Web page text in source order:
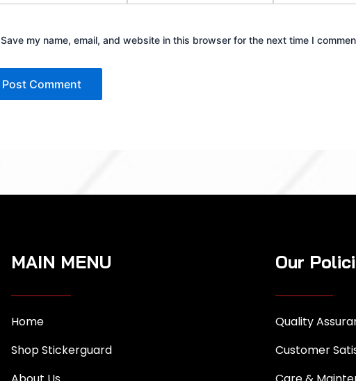
Save my name, email, and website in this browser for the next time I
MAIN MENU
Home
Shop Stickerguard
Our
Quality
Customer